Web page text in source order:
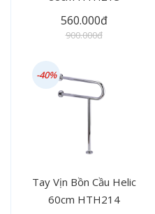
560.000đ
900.000đ
Tay Vịn Bồn Cầu Helic
60cm HTH214
-40%